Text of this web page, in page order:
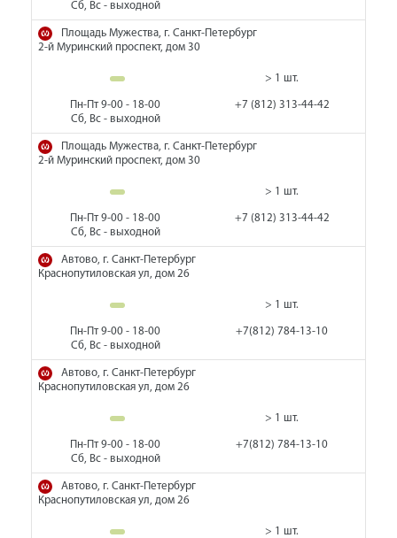
Сб, Вс - выходной
Площадь Мужества, г. Санкт-Петербург
2-й Муринский проспект, дом 30
> 1 шт.
Пн-Пт 9-00 - 18-00
Сб, Вс - выходной
+7 (812) 313-44-42
Площадь Мужества, г. Санкт-Петербург
2-й Муринский проспект, дом 30
> 1 шт.
Пн-Пт 9-00 - 18-00
Сб, Вс - выходной
+7 (812) 313-44-42
Автово, г. Санкт-Петербург
Краснопутиловская ул, дом 26
> 1 шт.
Пн-Пт 9-00 - 18-00
Сб, Вс - выходной
+7(812) 784-13-10
Автово, г. Санкт-Петербург
Краснопутиловская ул, дом 26
> 1 шт.
Пн-Пт 9-00 - 18-00
Сб, Вс - выходной
+7(812) 784-13-10
Автово, г. Санкт-Петербург
Краснопутиловская ул, дом 26
> 1 шт.